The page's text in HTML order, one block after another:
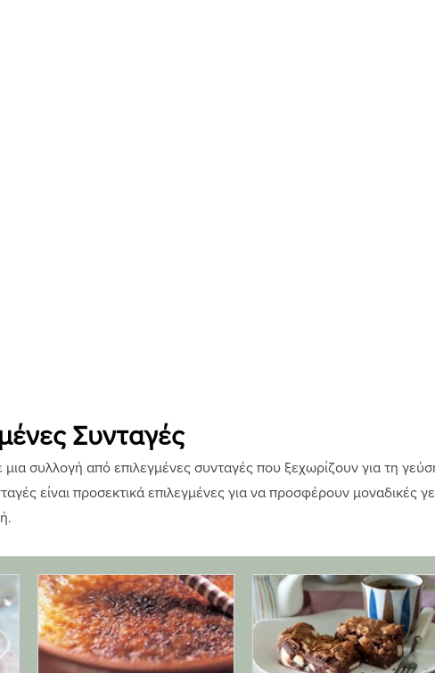
Συνταγές
μια συλλογή από επιλεγμένες συνταγές που ξεχωρίζουν για τη
είναι προσεκτικά επιλεγμένες για να προσφέρουν μοναδικές